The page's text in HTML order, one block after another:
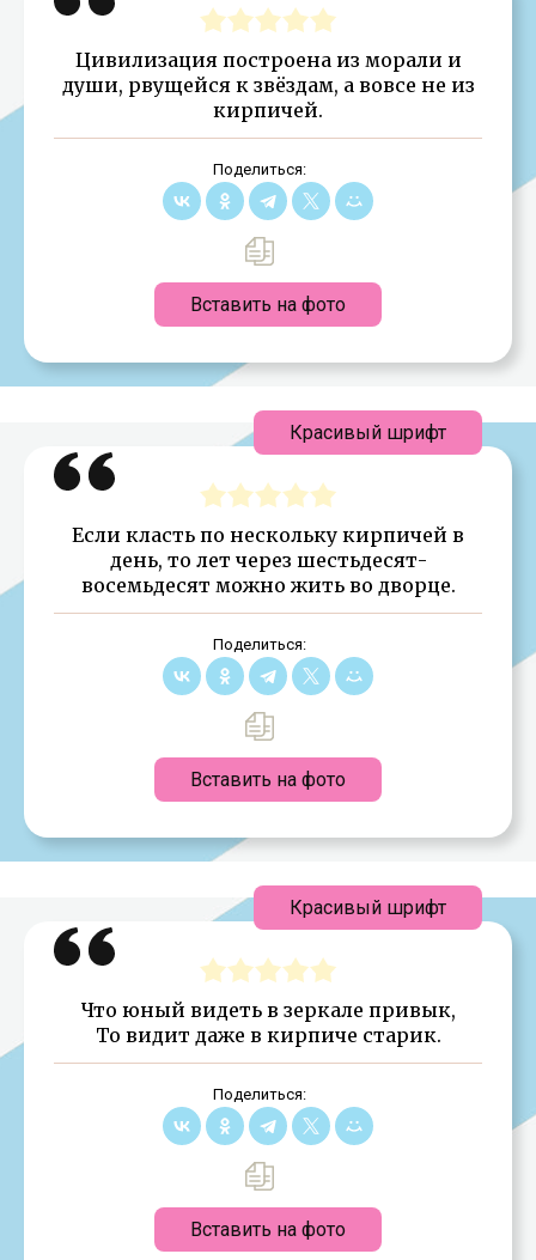
Цивилизация построена из морали и
души, рвущейся к звёздам, а вовсе не из
кирпичей.
Поделиться:
Вставить на фото
Если класть по нескольку кирпичей в
день, то лет через шестьдесят-
восемьдесят можно жить во дворце.
Поделиться:
Вставить на фото
Красивый шрифт
Что юный видеть в зеркале привык,
То видит даже в кирпиче старик.
Поделиться:
Вставить на фото
Красивый шрифт